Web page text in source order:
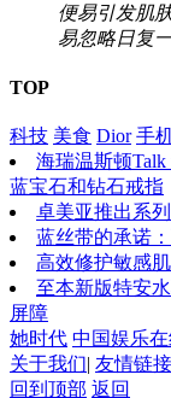
便易引发肌
易忽略日复
TOP
科技 美食 Dior 手
海瑞温斯顿Talk
蓝宝石和钻石戒指
卓美亚推出系
蓝丝带的承诺
高效修护敏感
至本新版特安
屏障
她时代 中国娱乐
关于我们| 友情链接
回到顶部 返回